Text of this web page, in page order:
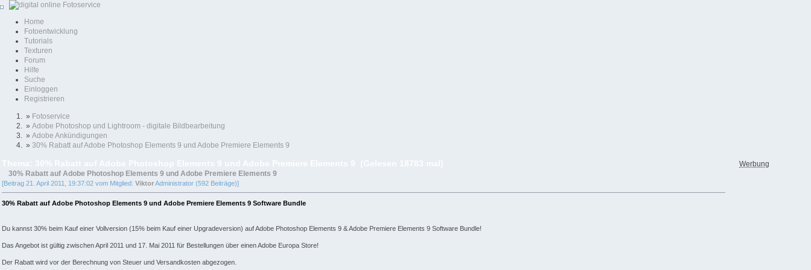
Home
Fotoentwicklung
Tutorials
Texturen
Forum
Hilfe
Suche
Einloggen
Registrieren
» Fotoservice
» Adobe Photoshop und Lightroom - digitale Bildbearbeitung
» Adobe Ankündigungen
» 30% Rabatt auf Adobe Photoshop Elements 9 und Adobe Premiere Elements 9
30% Rabatt auf Adobe Photoshop Elements 9 und Adobe Premiere Elements 9
[Beitrag 21. April 2011, 19:37:02 vom Mitglied: ViktorAdministrator (592 Beiträge)]
30% Rabatt auf Adobe Photoshop Elements 9 und Adobe Premiere Elements 9 Software Bundle
Du kannst 30% beim Kauf einer Vollversion (15% beim Kauf einer Upgradeversion) auf Adobe Photoshop Elements 9 & Adobe Premiere Elements 9 Software Bundle!
Das Angebot ist gültig zwischen April 2011 und 17. Mai 2011 für Bestellungen über einen Adobe Europa Store!
Der Rabatt wird vor der Berechnung von Steuer und Versandkosten abgezogen.
Werbung